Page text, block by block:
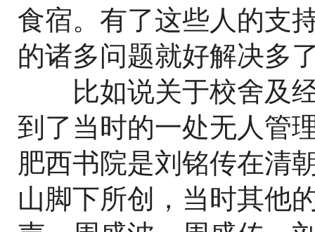
食宿。有了这些人的支
的诸多问题就好解决多
比如说关于校舍及经
到了当时的一处无人
肥西书院是刘铭传在清
山脚下所创，当时其他